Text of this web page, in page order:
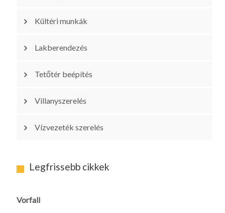
Kültéri munkák
Lakberendezés
Tetőtér beépítés
Villanyszerelés
Vízvezeték szerelés
Legfrissebb cikkek
Vorfall